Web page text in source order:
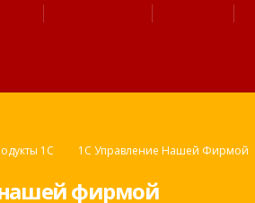
1С 1С Управление Нашей Фирмой
нашей фирмой